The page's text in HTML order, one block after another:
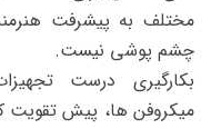
مختلف به پیشرفت
چشم پوشی نیست.
بکارگیری درست
میکروفن ها، پیش تقویت